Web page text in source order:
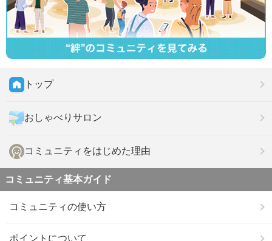
トップ
おしゃべりサロン
コミュニティをはじめた理由
コミュニティ基本ガイド
コミュニティの使い方
ポイントについて